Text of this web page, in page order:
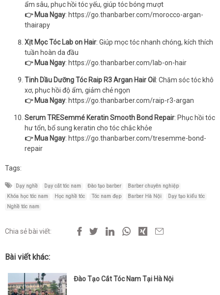
ẩm sâu, phục hồi tóc yếu, giúp tóc bóng mượt
👉 Mua Ngay: https://go.thanbarber.com/morocco-argan-
thairapy
Xịt Mọc Tóc Lab on Hair: Giúp mọc tóc nhanh chóng, kích thích
tuần hoàn da đầu
👉 Mua Ngay: https://go.thanbarber.com/lab-on-hair
Tinh Dầu Dưỡng Tóc Raip R3 Argan Hair Oil : Chăm sóc tóc khô
xơ, phục hồi độ ẩm, giảm chẻ ngọn
👉 Mua Ngay: https://go.thanbarber.com/raip-r3-argan
Serum TRESemmé Keratin Smooth Bond Repair: Phục hồi tóc
hư tổn, bổ sung keratin cho tóc chắc khỏe
👉 Mua Ngay: https://go.thanbarber.com/tresemme-bond-
repair
Tags:
Dạy nghề Dạy cắt tóc nam Đào tạo barber
Barber chuyên nghiệp
Khóa học tóc nam
Học nghề tóc Tóc nam đẹp Barber Hà Nội
Dạy tạo kiểu tóc
Nghề tóc nam
Chia sẻ bài viết:
Bài viết khác:
Đào Tạo Cắt Tóc Nam Tại Hà Nội